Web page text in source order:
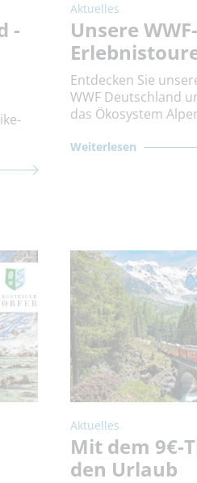
-
Aktuelles
Unsere WWF-
Entdecken Sie
WWF Deutschland
das Ökosystem
Weiterlesen
Aktuelles
Mit dem 9€-
den Urlaub